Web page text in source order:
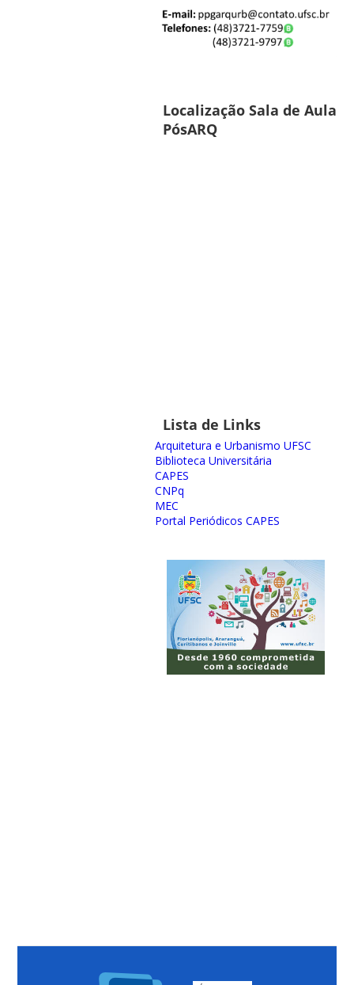
Localização Sala de Aula
PósARQ
Lista de Links
Arquitetura e Urbanismo UFSC
Biblioteca Universitária
CAPES
CNPq
MEC
Portal Periódicos CAPES